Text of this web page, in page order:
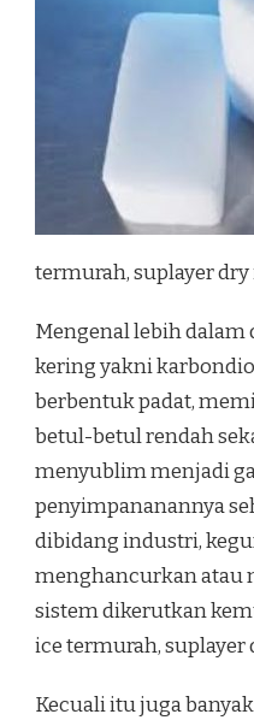
termurah, suplayer
Mengenal lebih dalam
kering yakni
berbentuk padat,
betul-betul rendah
menyublim menjadi
penyimpananannya
dibidang industri,
menghancurkan atau
sistem dikerutkan
ice termurah, suplayer
Kecuali itu juga